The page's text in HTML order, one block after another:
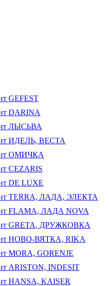
GEFEST
DARINA
ЛЫСЬВА
ИДЕЛЬ, ВЕСТА
ОМИЧКА
CEZARIS
DE LUXE
TERRA, ЛАДА, ЭЛЕКТА
FLAMA, ЛАДА NOVA
GRETA, ДРУЖКОВКА
НОВО-ВЯТКА, RIKA
MORA, GORENJE
ARISTON, INDESIT
HANSA, KAISER